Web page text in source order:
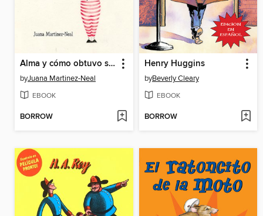
Alma y cómo obtuvo su nombre
byJuana Martinez-Neal
EBOOK
BORROW
Henry Huggins
byBeverly Cleary
EBOOK
BORROW